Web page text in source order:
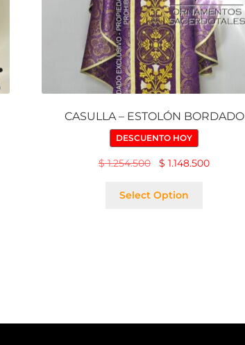
CASULLA – ESTOLÓN BORDADO
DESCUENTO HOY
$1.254.500 $ 1.148.500
Select Option